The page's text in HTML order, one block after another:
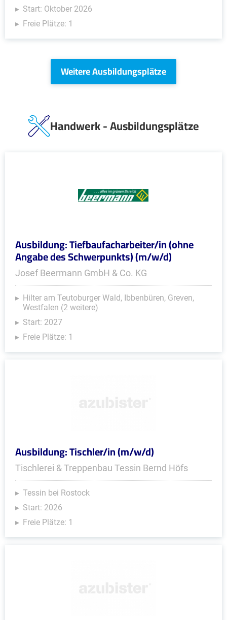
Start: Oktober 2026
Freie Plätze: 1
Weitere Ausbildungsplätze
Handwerk - Ausbildungsplätze
Ausbildung: Tiefbaufacharbeiter/in (ohne
Angabe des Schwerpunkts) (m/w/d)
Josef Beermann GmbH & Co. KG
Hilter am Teutoburger Wald, Ibbenbüren, Greven,
Westfalen (2 weitere)
Start: 2027
Freie Plätze: 1
Ausbildung: Tischler/in (m/w/d)
Tischlerei & Treppenbau Tessin Bernd Höfs
Tessin bei Rostock
Start: 2026
Freie Plätze: 1